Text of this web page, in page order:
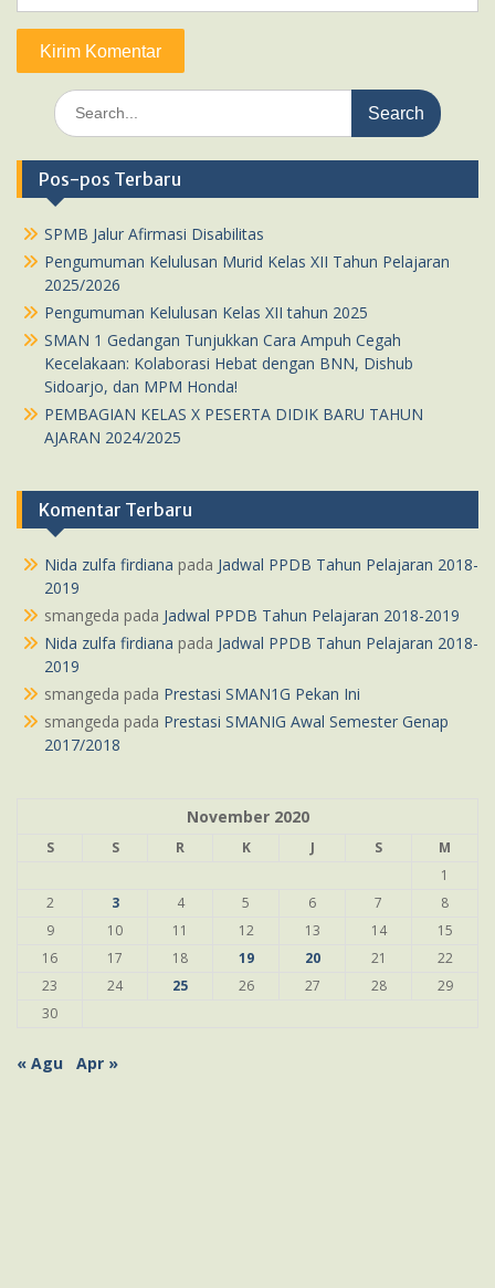
Search
for:
Pos-pos Terbaru
SPMB Jalur Afirmasi Disabilitas
Pengumuman Kelulusan Murid Kelas XII Tahun Pelajaran
2025/2026
Pengumuman Kelulusan Kelas XII tahun 2025
SMAN 1 Gedangan Tunjukkan Cara Ampuh Cegah
Kecelakaan: Kolaborasi Hebat dengan BNN, Dishub
Sidoarjo, dan MPM Honda!
PEMBAGIAN KELAS X PESERTA DIDIK BARU TAHUN
AJARAN 2024/2025
Komentar Terbaru
Nida zulfa firdiana pada Jadwal PPDB Tahun Pelajaran 2018-
2019
smangeda pada Jadwal PPDB Tahun Pelajaran 2018-2019
Nida zulfa firdiana pada Jadwal PPDB Tahun Pelajaran 2018-
2019
smangeda pada Prestasi SMAN1G Pekan Ini
smangeda pada Prestasi SMANIG Awal Semester Genap
2017/2018
November 2020
S S R K J S
M
1
2
3 4 5 6 7
8
9
10 11 12 13 14
15
16
17 18 19 20 21
22
23
24 25 26 27 28
29
30
« Agu Apr »